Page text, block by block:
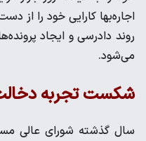
اجاره‌بها کارایی خود را از
روند دادرسی و ایجاد
می‌شود.
شکست تجربه
سال گذشته شورای عالی